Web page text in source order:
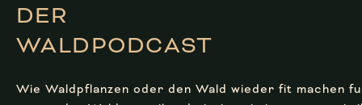
DER
WALD­PODCAST
Wie Waldpflanzen oder den Wald wieder fit machen